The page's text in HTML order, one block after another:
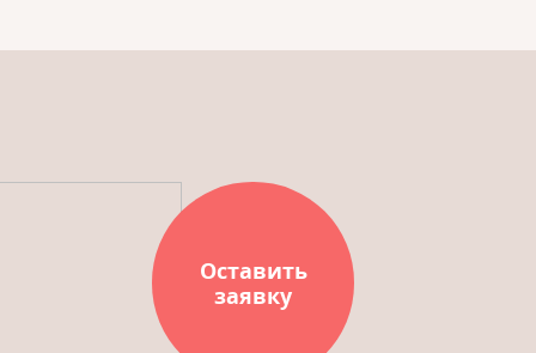
Оставить
заявку